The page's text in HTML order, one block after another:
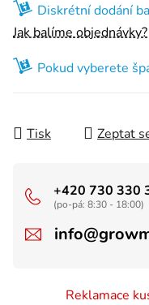
Diskrétní dodání
Jak balíme objednávky?
Pokud vyberete
Tisk Zeptat
+420 730 330
(po-pá: 8:30 - 18:00)
Reklamace